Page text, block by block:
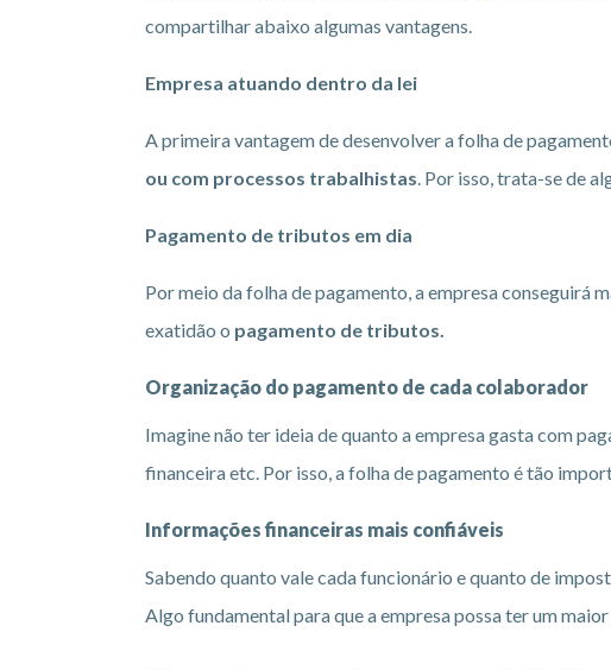
compartilhar abaixo algumas vantagens.
Empresa atuando dentro da lei
A primeira vantagem de desenvolver a folha de
ou com processos trabalhistas. Por isso, trata-se de
Pagamento de tributos em dia
Por meio da folha de pagamento, a empresa conseguirá
exatidão o pagamento de tributos.
Organização do pagamento de cada colaborador
Imagine não ter ideia de quanto a empresa gasta com
financeira etc. Por isso, a folha de pagamento é tão
Informações financeiras mais confiáveis
Sabendo quanto vale cada funcionário e quanto de
Algo fundamental para que a empresa possa ter um